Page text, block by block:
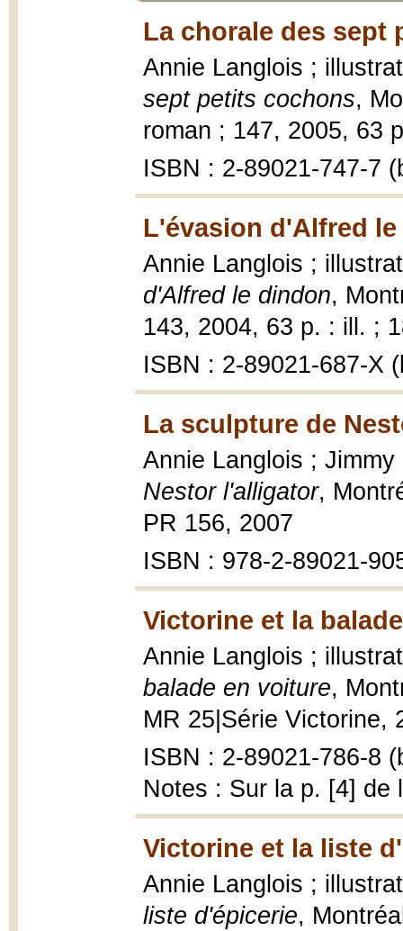
La chorale des sept
Annie Langlois ;
sept petits cochons,
roman ; 147, 2005, 63
ISBN : 2-89021-747-7
L'évasion d'Alfred
Annie Langlois ;
d'Alfred le dindon,
143, 2004, 63 p. : ill. ;
ISBN : 2-89021-687-X
La sculpture de
Annie Langlois ;
Nestor l'alligator,
PR 156, 2007
ISBN : 978-2-89021-
Victorine et la
Annie Langlois ;
balade en voiture,
MR 25|Série Victorine,
ISBN : 2-89021-786-8
Notes : Sur la p. [4] de
Victorine et la liste
Annie Langlois ;
liste d'épicerie,